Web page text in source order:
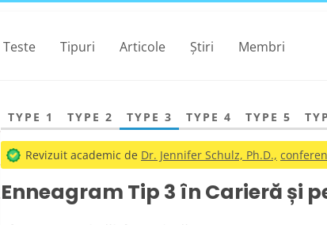
Teste Tipuri Articole Știri Membri
TYPE 1 TYPE 2 TYPE 3 TYPE 4 TYPE 5
Revizuit academic de Dr. Jennifer Schulz, Ph.D.,
Enneagram Tip 3 în Carieră și